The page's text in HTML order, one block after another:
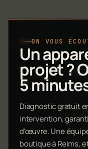
ON VOUS
Un
projet ?
5
Diagnostic gratuit
intervention,
d'œuvre. Une
boutique à Reims,